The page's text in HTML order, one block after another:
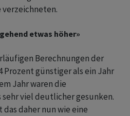
verzeichneten.
etwas höher»
Berechnungen der
günstiger als ein Jahr
Jahr waren die
viel deutlicher gesunken.
daher nun wie eine